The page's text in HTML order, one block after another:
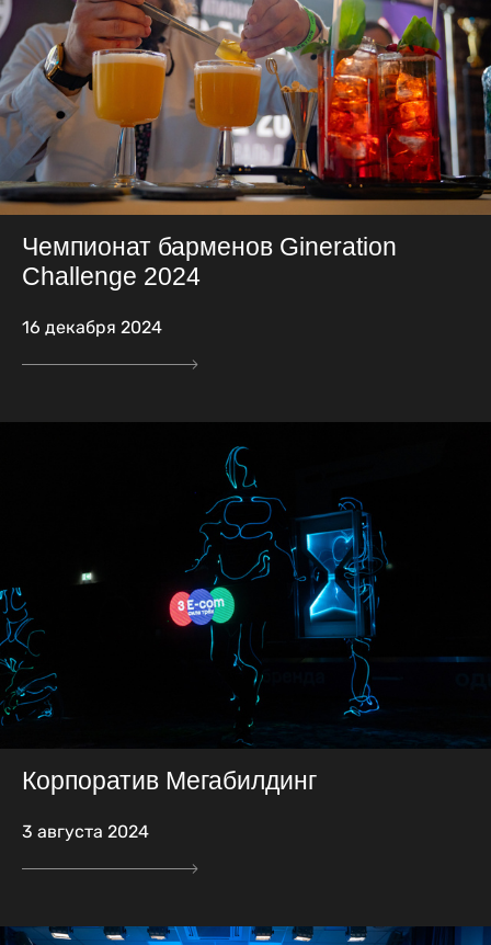
Чемпионат барменов Gineration
Challenge 2024
16 декабря 2024
Корпоратив Мегабилдинг
3 августа 2024